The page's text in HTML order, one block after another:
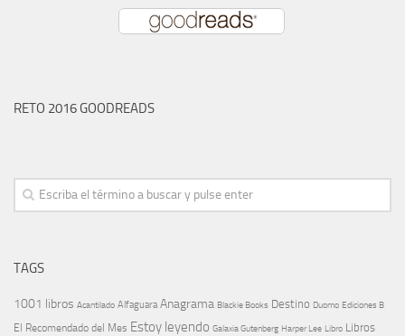
RETO 2016 GOODREADS
TAGS
1001 libros Acantilado Alfaguara Anagrama Blackie Books Destino Duomo Ediciones B
El Recomendado del Mes Estoy leyendo Galaxia Gutenberg Harper Lee Libro Libros